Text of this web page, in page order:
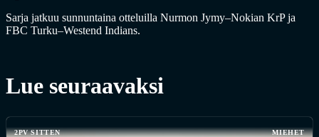
Sarja jatkuu sunnuntaina otteluilla Nurmon Jymy–Nokian KrP ja
FBC Turku–Westend Indians.
Lue seuraavaksi
2PV SITTEN MIEHET